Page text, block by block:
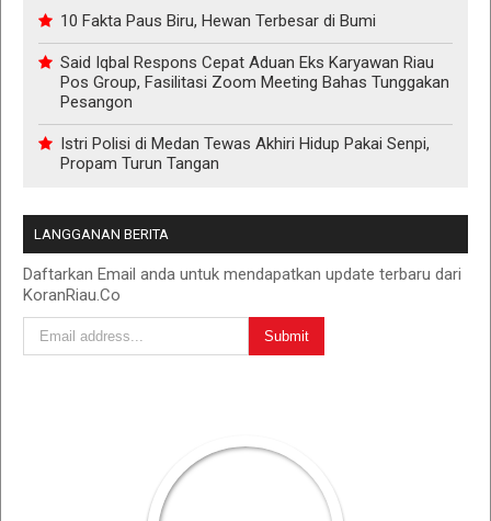
10 Fakta Paus Biru, Hewan Terbesar di Bumi
Said Iqbal Respons Cepat Aduan Eks Karyawan Riau
Pos Group, Fasilitasi Zoom Meeting Bahas Tunggakan
Pesangon
Istri Polisi di Medan Tewas Akhiri Hidup Pakai Senpi,
Propam Turun Tangan
LANGGANAN BERITA
Daftarkan Email anda untuk mendapatkan update terbaru dari
KoranRiau.Co